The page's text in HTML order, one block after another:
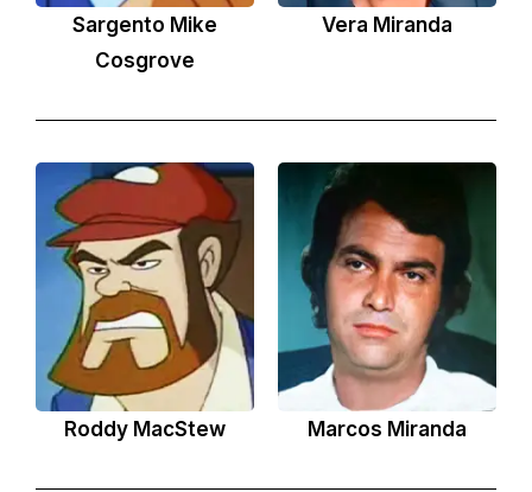
Sargento Mike
Cosgrove
Vera Miranda
Roddy MacStew Marcos Miranda